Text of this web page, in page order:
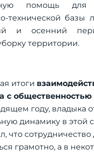
помощь для
технической базы
и осенний
территории.
итоги
с общественностью
году, владыка
динамику в этой
что
грамотно, а в